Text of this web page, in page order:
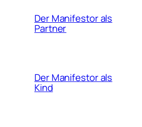
Der Manifestor als
Partner
Der Manifestor als
Kind